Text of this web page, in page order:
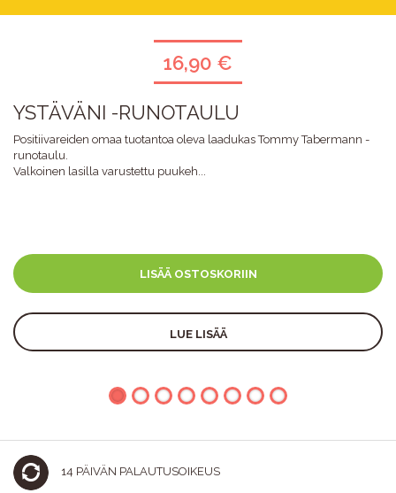
16,90 €
YSTÄVÄNI -RUNOTAULU
Positiivareiden omaa tuotantoa oleva laadukas Tommy Tabermann -
runotaulu.
Valkoinen lasilla varustettu puukeh...
LISÄÄ OSTOSKORIIN
LUE LISÄÄ
14 PÄIVÄN PALAUTUSOIKEUS